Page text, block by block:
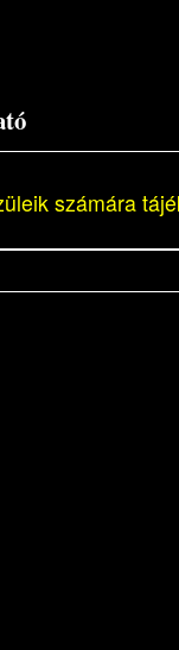
számára